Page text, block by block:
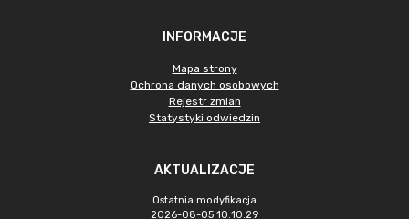
INFORMACJE
Mapa strony
Ochrona danych osobowych
Rejestr zmian
Statystyki odwiedzin
AKTUALIZACJE
Ostatnia modyfikacja
2026-08-05 10:10:29